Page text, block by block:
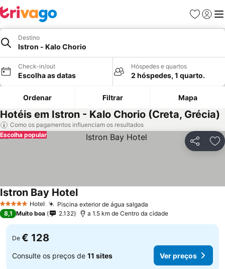
Favoritos
Iniciar
Destino
Istron - Kalo Chorio
Check-in/out
Escolha as datas
Hóspedes e quartos
2 hóspedes, 1 quarto.
Ordenar Filtrar Mapa
Hotéis em Istron - Kalo Chorio (Creta, Grécia)
Como os pagamentos influenciam os resultados
Partilhar
Escolha popular
5 Estrelas Hotel Piscina exterior de água salgada
Istron Bay Hotel
8,1 Muito boa 2.132 a 1.5 km de Centro da cidade
De € 128
Consulte os preços de 11 sites Ver preços